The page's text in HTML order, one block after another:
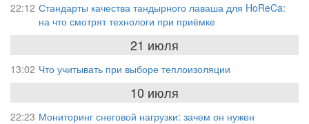
22:12 Стандарты качества тандырного лаваша для HoReCa:
на что смотрят технологи при приёмке
21 июля
13:02 Что учитывать при выборе теплоизоляции
10 июля
22:23 Мониторинг снеговой нагрузки: зачем он нужен